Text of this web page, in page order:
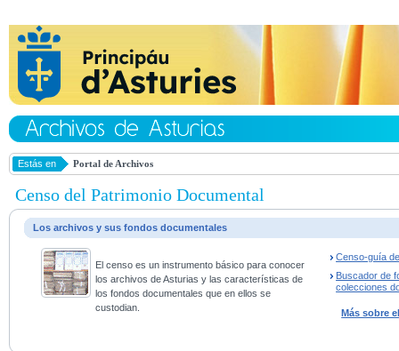
Estás en Portal de Archivos
Censo del Patrimonio Documental
Los archivos y sus fondos documentales
El censo es un instrumento básico para conocer
los archivos de Asturias y las características de
los fondos documentales que en ellos se
custodian.
Censo-guía
Buscador de
colecciones
Más sobre